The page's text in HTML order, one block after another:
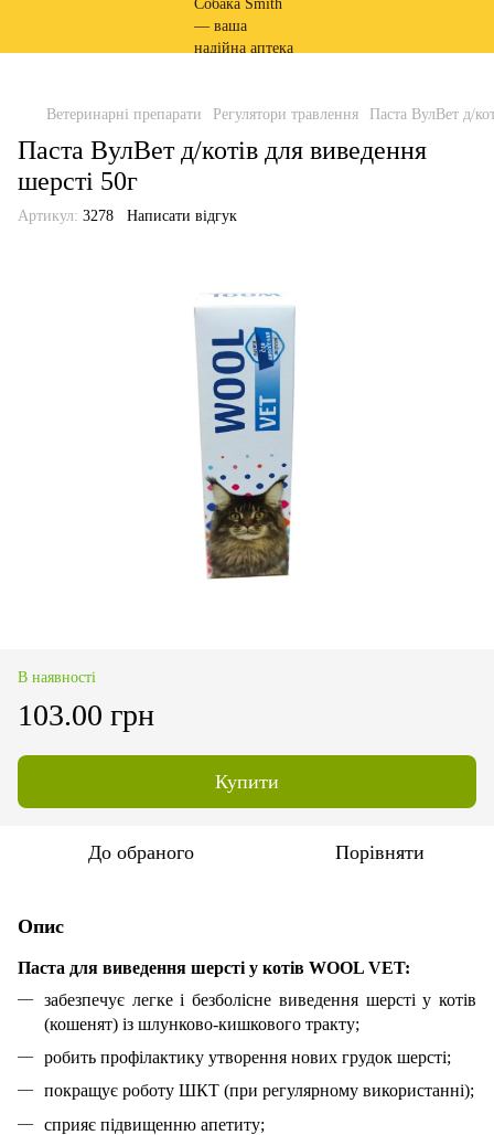
Ветеринарні препарати Регулятори травлення Паста ВулВет д/
Паста ВулВет д/котів для виведення
шерсті 50г
Артикул: 3278 Написати відгук
В наявності
103.00 грн
Купити
До обраного Порівняти
Опис
Паста для виведення шерсті у котів WOOL VET:
забезпечує легке і безболісне виведення шерсті у котів
(кошенят) із шлунково-кишкового тракту;
робить профілактику утворення нових грудок шерсті;
покращує роботу ШКТ (при регулярному використанні);
сприяє підвищенню апетиту;